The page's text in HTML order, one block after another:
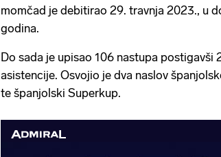
momčad je debitirao 29. travnja 2023., u
godina.
Do sada je upisao 106 nastupa postigavši
asistencije. Osvojio je dva naslov
te španjolski Superkup.